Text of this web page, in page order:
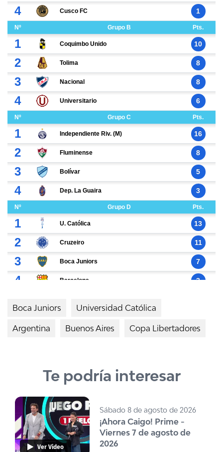
Boca Juniors Universidad Católica
Argentina Buenos Aires Copa Libertadores
Te podría interesar
Ver Video
Sábado 8 de agosto de 2026
¡Ahora Caigo! Prime -
Viernes 7 de agosto de
2026